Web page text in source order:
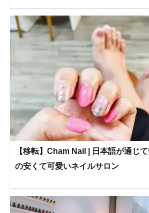
【移転】Cham Nail | 日本語が通じ
の安くて可愛いネイルサロン